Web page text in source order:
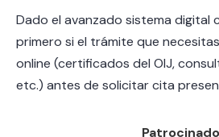
Dado el avanzado sistema digital
primero si el trámite que
online (certificados del OIJ,
etc.) antes de solicitar cita